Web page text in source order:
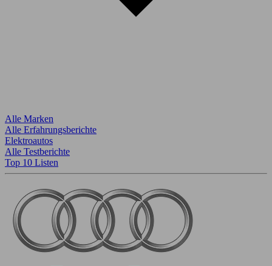
Alle Marken
Alle Erfahrungsberichte
Elektroautos
Alle Testberichte
Top 10 Listen